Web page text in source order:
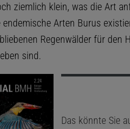
ziemlich klein, was die Art
endemische Arten Burus
Regenwälder für den
sind.
Das könnte Sie